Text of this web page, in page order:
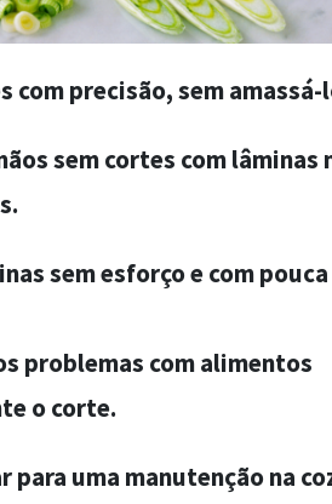
com precisão, sem amassá-
sem cortes com lâminas
sem esforço e com pouca
problemas com alimentos
o corte.
para uma manutenção na